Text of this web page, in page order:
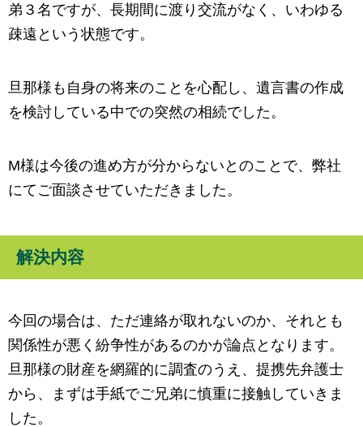
弟３名ですが、長期間に渡り交流がなく、いわゆる
疎遠という状態です。
旦那様も自身の将来のことを心配し、遺言書の作成
を検討している中での突然の相続でした。
M様は今後の進め方が分からないとのことで、弊社
にてご面談させていただきました。
解決内容
今回の場合は、ただ連絡が取れないのか、それとも
関係性が悪く紛争性があるのかが論点となります。
旦那様の財産を網羅的に調査のうえ、提携先弁護士
から、まずは手紙でご兄弟に慎重に接触していきま
した。